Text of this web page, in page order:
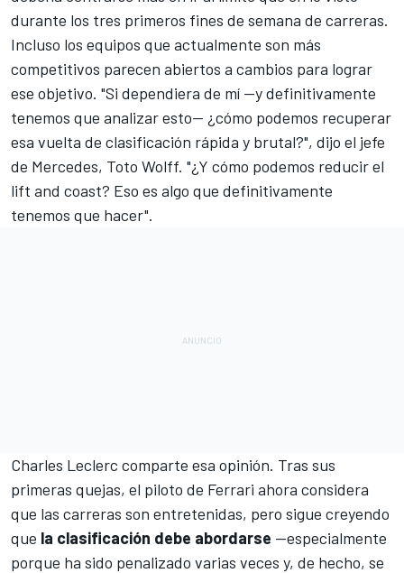
durante los tres primeros fines de semana de carreras.
Incluso los equipos que actualmente son más
competitivos parecen abiertos a cambios para lograr
ese objetivo. "Si dependiera de mí —y definitivamente
tenemos que analizar esto— ¿cómo podemos recuperar
esa vuelta de clasificación rápida y brutal?", dijo el jefe
de Mercedes, Toto Wolff. "¿Y cómo podemos reducir el
lift and coast? Eso es algo que definitivamente
tenemos que hacer".
Charles Leclerc comparte esa opinión. Tras sus
primeras quejas, el piloto de Ferrari ahora considera
que las carreras son entretenidas, pero sigue creyendo
que la clasificación debe abordarse —especialmente
porque ha sido penalizado varias veces y, de hecho, se